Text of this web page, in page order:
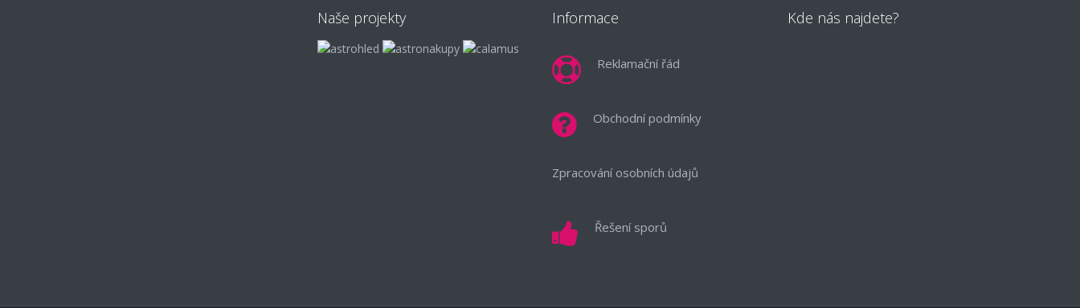
Naše projekty Informace
Reklamační řád
Obchodní podmínky
Zpracování osobních údajů
Řešení sporů
Kde nás najdete?